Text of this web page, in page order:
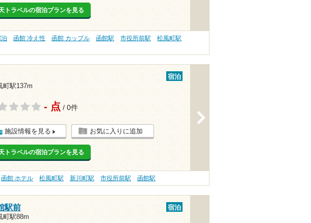
トラベルの宿泊プランを見る
函館 冷え性 函館 カップル 函館駅 市役所前駅
松風町駅
町駅137m
宿泊
- 点 / 0件
施設情報を見る お気に入りに追加
トラベルの宿泊プランを見る
函館 ホテル 松風町駅 新川町駅 市役所前駅 函館駅
駅前
町駅88m
宿泊